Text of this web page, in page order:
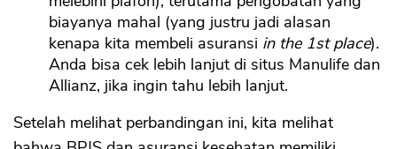
biayanya mahal (yang justru jadi alasan
kenapa kita membeli asuransi in the 1st place).
Anda bisa cek lebih lanjut di situs Manulife dan
Allianz, jika ingin tahu lebih lanjut.
Setelah melihat perbandingan ini, kita melihat